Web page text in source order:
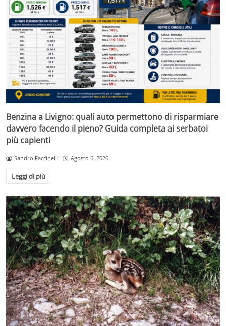
Benzina a Livigno: quali auto permettono di risparmiare
davvero facendo il pieno? Guida completa ai serbatoi
più capienti
Sandro Faccinelli Agosto 6, 2026
Leggi di più